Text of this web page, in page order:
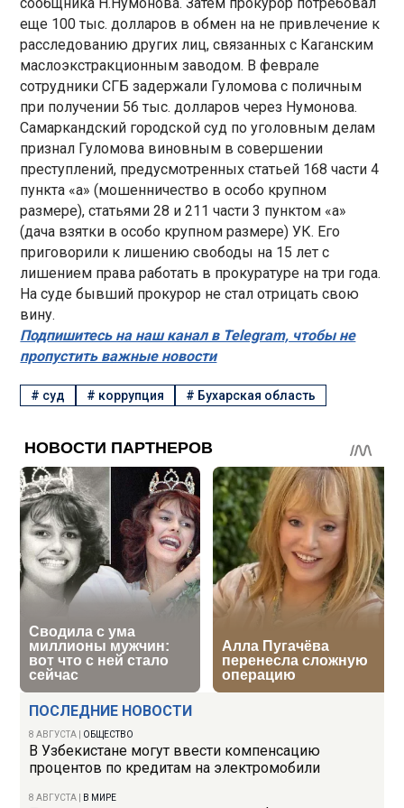
ПОСЛЕДНИЕ НОВОСТИ
8 АВГУСТА ОБЩЕСТВО
В Узбекистане могут ввести компенсацию
процентов по кредитам на электромобили
8 АВГУСТА В МИРЕ
еще 100 тыс. долларов в обмен на не привлечение к
расследованию других лиц, связанных с Каганским
маслоэкстракционным заводом. В феврале
сотрудники СГБ задержали Гуломова с поличным
при получении 56 тыс. долларов через Нумонова.
Самаркандский городской суд по уголовным делам
признал Гуломова виновным в совершении
преступлений, предусмотренных статьей 168 части 4
пункта «а» (мошенничество в особо крупном
размере), статьями 28 и 211 части 3 пунктом «а»
(дача взятки в особо крупном размере) УК. Его
приговорили к лишению свободы на 15 лет с
лишением права работать в прокуратуре на три года.
На суде бывший прокурор не стал отрицать свою
вину.
Подпишитесь на наш канал в Telegram, чтобы не
пропустить важные новости
# суд # коррупция # Бухарская область